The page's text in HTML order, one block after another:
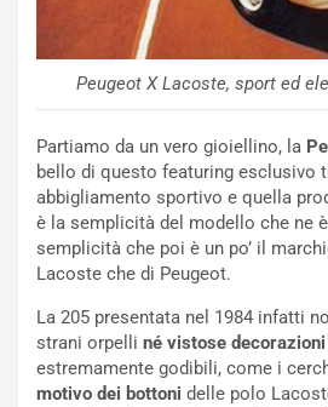
Peugeot X Lacoste, sport ed
Partiamo da un vero gioiellino, la
bello di questo featuring esclusivo
abbigliamento sportivo e quella
è la semplicità del modello che ne
semplicità che poi è un po’ il
Lacoste che di Peugeot.
La 205 presentata nel 1984 infatti
strani orpelli né vistose decorazioni
estremamente godibili, come i
motivo dei bottoni delle polo